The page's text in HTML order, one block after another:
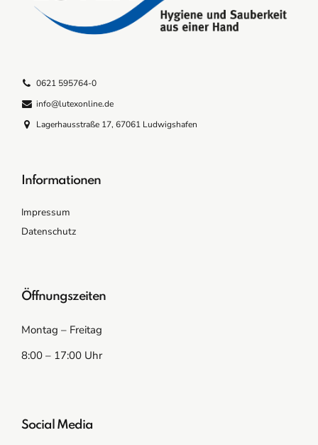
0621 595764-0
info@lutexonline.de
Lagerhausstraße 17, 67061 Ludwigshafen
Informationen
Impressum
Datenschutz
Öffnungszeiten
Montag – Freitag
8:00 – 17:00 Uhr
Social Media